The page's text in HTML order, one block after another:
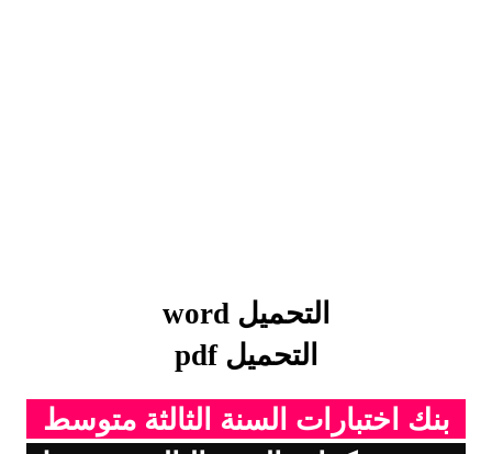
التحميل word
التحميل pdf
بنك اختبارات السنة الثالثة متوسط